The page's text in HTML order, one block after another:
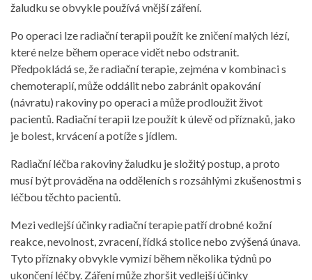
žaludku se obvykle používá vnější záření.
Po operaci lze radiační terapii použít ke zničení malých lézí,
které nelze během operace vidět nebo odstranit.
Předpokládá se, že radiační terapie, zejména v kombinaci s
chemoterapií, může oddálit nebo zabránit opakování
(návratu) rakoviny po operaci a může prodloužit život
pacientů. Radiační terapii lze použít k úlevě od příznaků, jako
je bolest, krvácení a potíže s jídlem.
Radiační léčba rakoviny žaludku je složitý postup, a proto
musí být prováděna na odděleních s rozsáhlými zkušenostmi s
léčbou těchto pacientů.
Mezi vedlejší účinky radiační terapie patří drobné kožní
reakce, nevolnost, zvracení, řídká stolice nebo zvýšená únava.
Tyto příznaky obvykle vymizí během několika týdnů po
ukončení léčby. Záření může zhoršit vedlejší účinky